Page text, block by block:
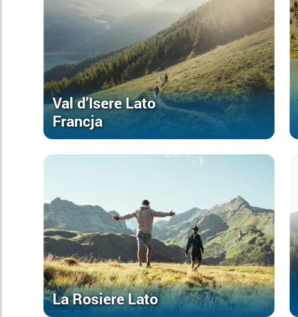
Val d’Isere Lato
Francja
La Rosiere Lato